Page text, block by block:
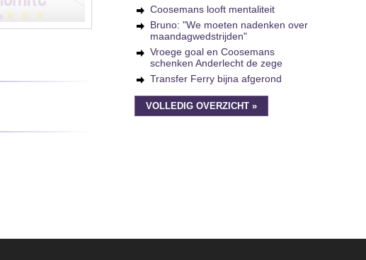
Coosemans looft mentaliteit
Bruno: "We moeten nadenken over
maandagwedstrijden"
Vroege goal en Coosemans
schenken Anderlecht de zege
Transfer Ferry bijna afgerond
VOLLEDIG OVERZICHT »